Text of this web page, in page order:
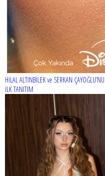
HİLAL ALTINBİLEK ve SERKAN
İLK TANITIM